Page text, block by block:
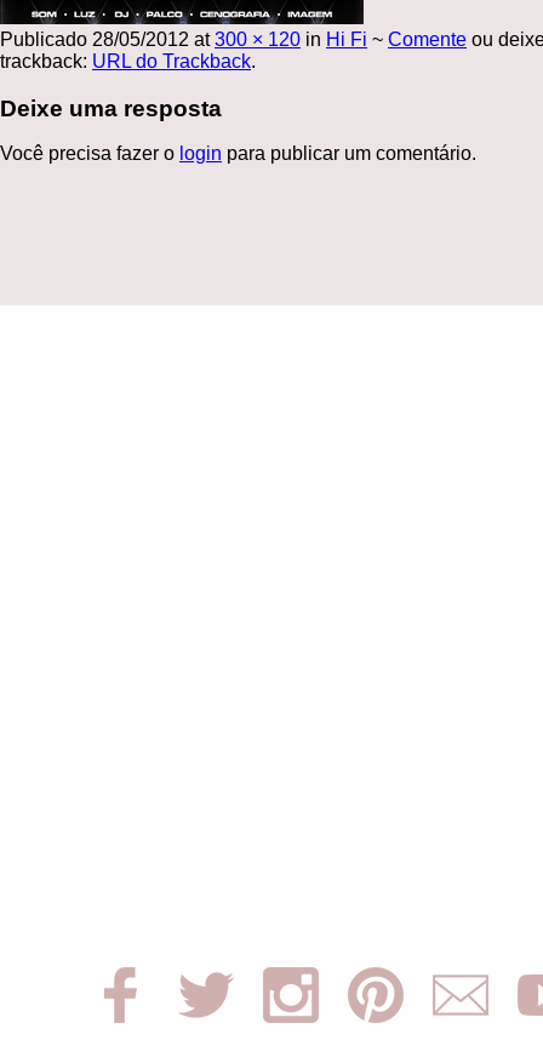
Publicado 28/05/2012 at300 × 120 in Hi Fi ~ Comente ou
trackback: URL do Trackback.
Deixe uma resposta
Você precisa fazer o login para publicar um comentário.